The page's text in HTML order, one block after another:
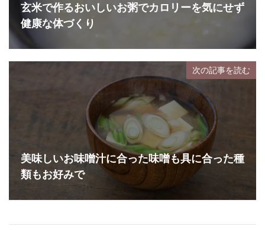
玄米で作るおいしいお粥でカロリーを気にせず
健康な体づくり
次の記事を読む
美味しいお味噌汁に合った味噌も具に合った種
類もお好みで